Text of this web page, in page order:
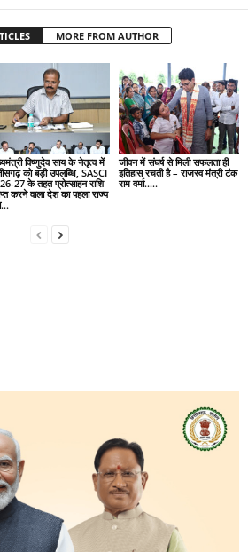
MORE FROM AUTHOR
विष्णुदेव साय के नेतृत्व में
को बड़ी उपलब्धि, SASCI
27 के तहत प्रोत्साहन राशि
करने वाला देश का पहला राज्य
जीवन में संघर्ष से मिली सफलता ही
इतिहास रचती है – राजस्व मंत्री टंक
राम वर्मा…..